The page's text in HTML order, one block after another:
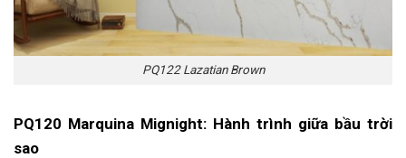
PQ122 Lazatian Brown
PQ120 Marquina Mignight: Hành trình giữa bầu trời
sao